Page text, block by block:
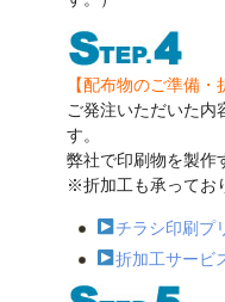
【配布物のご準備・
ご発注いただいた内
す。
弊社で印刷物を製作
※折加工も承ってお
チラシ印刷プ
折加工サービ